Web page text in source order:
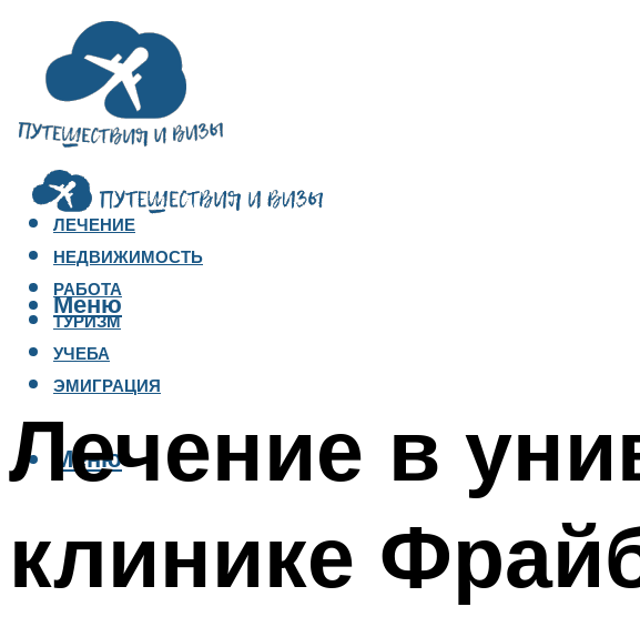
ЛЕЧЕНИЕ
НЕДВИЖИМОСТЬ
РАБОТА
ТУРИЗМ
УЧЕБА
ЭМИГРАЦИЯ
Меню
Меню
Лечение в
клинике